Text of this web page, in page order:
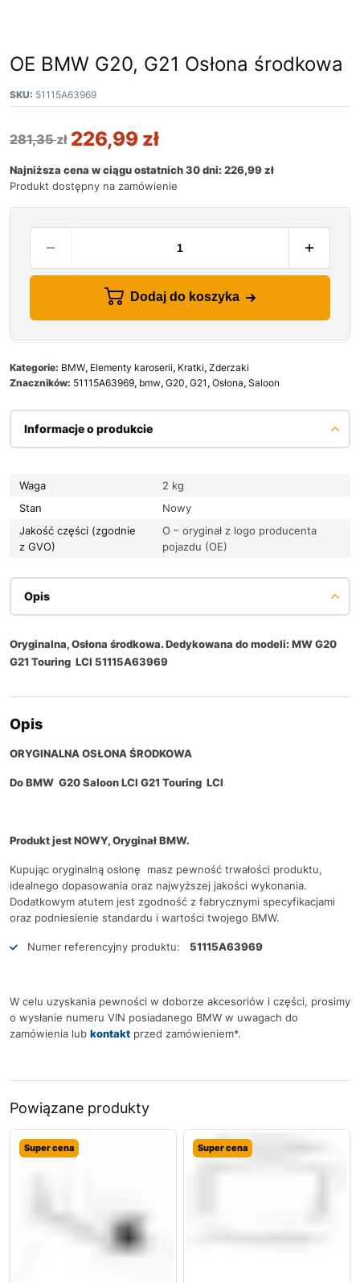
OE BMW G20, G21 Osłona środkowa
SKU: 51115A63969
281,35zł 226,99 zł
Najniższa cena w ciągu ostatnich 30 dni: 226,99zł
Produkt dostępny na zamówienie
Dodaj do koszyka
Kategorie: BMW, Elementy karoserii, Kratki, Zderzaki
Znaczników: 51115A63969, bmw, G20, G21 , Osłona, Saloon
Informacje o produkcie
Waga
2 kg
Stan
Nowy
Jakość części (zgodnie
z GVO)
O – oryginał z logo producenta
pojazdu (OE)
Opis
Oryginalna, Osłona środkowa. Dedykowana do modeli: MW G20
G21 Touring LCI 51115A63969
Opis
ORYGINALNA OSŁONA ŚRODKOWA
Do BMW G20 Saloon LCI G21 Touring LCI
Produkt jest NOWY, Oryginał BMW.
Kupując oryginalną osłonę masz pewność trwałości produktu,
idealnego dopasowania oraz najwyższej jakości wykonania.
Dodatkowym atutem jest zgodność z fabrycznymi specyfikacjami
oraz podniesienie standardu i wartości twojego BMW.
Numer referencyjny produktu: 51115A63969
W celu uzyskania pewności w doborze akcesoriów i części, prosimy
o wysłanie numeru VIN posiadanego BMW w uwagach do
zamówienia lub kontakt przed zamówieniem*.
Powiązane produkty
Super cena Super cena